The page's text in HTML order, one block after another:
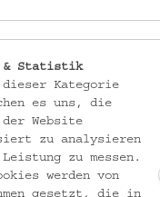
aus Äpfeln und
Wien
& Statistik
dieser Kategorie
es uns, die
der Website
zu analysieren
zu messen.
werden von
gesetzt, die in